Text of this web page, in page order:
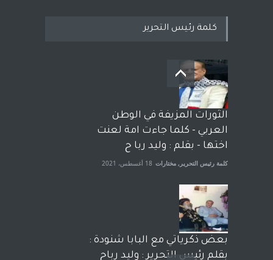
بعد معارك قضائية طاحنة كتب
وترافع فيها بنفسه مرة اخرى..
الشيخ طارق يوسف يقهر
الحكومة الأمريكية ، فأعطوه
الجنسية عن يد وهم صاغرون،
آراء حرة مختارات 7 أبريل، 2023
كلمة رئيس التحرير
الثورات المزيفة في الوطن
العربي - كلما جاءت امة لعنت
اختها - بقلم : وليد ربا ح
كلمة رئيس التحرير , مختارات 18 أغسطس، 2021
بعض ذكرياتي مع البابا شنودة :
بقلم رئيس التحرير : وليد رباح